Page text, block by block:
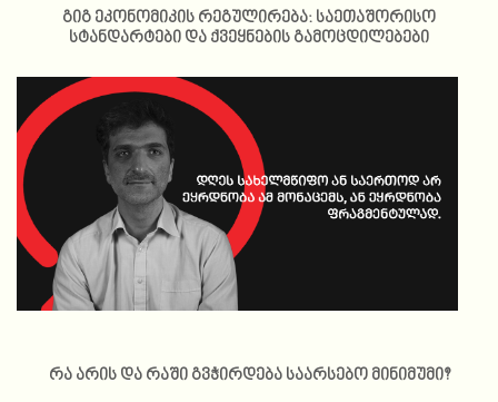
გიგ ეკონომიკის რეგულირება: საეთაშორისო
სტანდარტები და ქვეყნების გამოცდილებები
რა არის და რაში გვჭირდება საარსებო მინიმუმი?